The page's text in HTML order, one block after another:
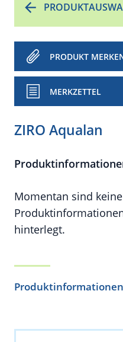
PRODUKT
MERKZETTEL
ZIRO Aqualan
Momentan sind
hinterlegt.
Produktinformationen